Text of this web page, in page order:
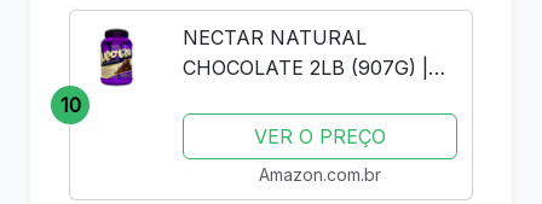
10
NECTAR NATURAL
CHOCOLATE 2LB (907G) |
ISOLADOVER O PREÇO
Amazon.com.br